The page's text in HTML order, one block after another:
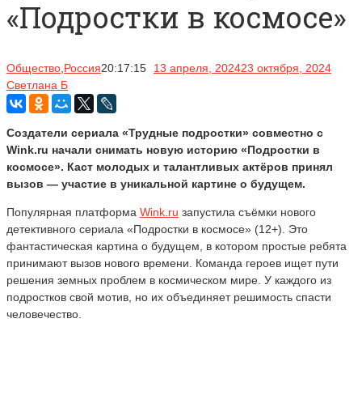
«Подростки в космосе»
Общество Россия20:17:15 13 апреля, 202423 октября, 2024
Светлана Б
Создатели сериала «Трудные подростки» совместно с
Wink.ru начали снимать новую историю «Подростки в
космосе». Каст молодых и талантливых актёров принял
вызов — участие в уникальной картине о будущем.
Популярная платформа Wink.ru запустила съёмки нового
детективного сериала «Подростки в космосе» (12+). Это
фантастическая картина о будущем, в котором простые ребята
принимают вызов нового времени. Команда героев ищет пути
решения земных проблем в космическом мире. У каждого из
подростков свой мотив, но их объединяет решимость спасти
человечество.